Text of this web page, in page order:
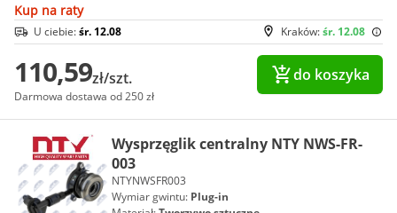
Kup na raty
Kraków:śr. 12.08
U ciebie:śr. 12.08
110,59zł/szt.
Darmowa dostawa od 250 zł
do koszyka
Wysprzęglik centralny NTY NWS-FR-
003
NTYNWSFR003
Wymiar gwintu: Plug-in